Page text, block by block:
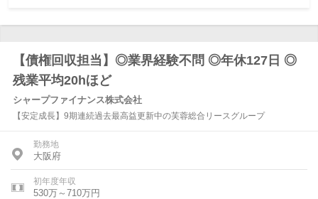
【債権回収担当】◎業界経験不問 ◎年休127日 ◎
残業平均20hほど
シャープファイナンス株式会社
【安定成長】9期連続過去最高益更新中の芙蓉総合リースグループ
勤務地
大阪府
初年度年収
530万～710万円